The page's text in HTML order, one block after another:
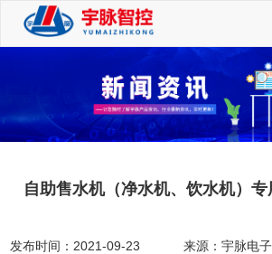
自助售水机（净水机、饮水机）
发布时间：2021-09-23 来源：宇脉电子